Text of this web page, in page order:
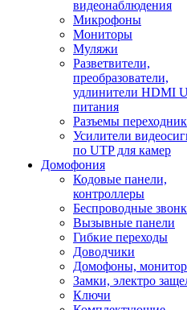
видеонаблюдения
Микрофоны
Мониторы
Муляжи
Разветвители,
преобразователи,
удлинители HDMI
питания
Разъемы
Усилители
по UTP для камер
Домофония
Кодовые панели,
контроллеры
Беспроводные
Вызывные панели
Гибкие переходы
Доводчики
Домофоны,
Замки, электро
Ключи